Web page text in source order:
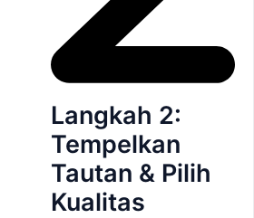
Langkah 2:
Tempelkan
Tautan & Pilih
Kualitas